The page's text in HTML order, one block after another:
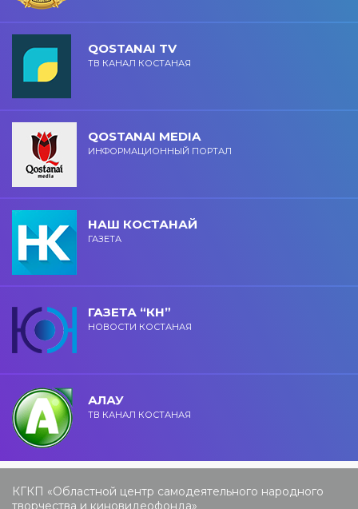
QOSTANAI TV
ТВ КАНАЛ КОСТАНАЯ
QOSTANAI MEDIA
ИНФОРМАЦИОННЫЙ ПОРТАЛ
НАШ КОСТАНАЙ
ГАЗЕТА
ГАЗЕТА “КН”
НОВОСТИ КОСТАНАЯ
АЛАУ
ТВ КАНАЛ КОСТАНАЯ
КГКП «Областной центр самодеятельного народного
творчества и киновидеофонда»